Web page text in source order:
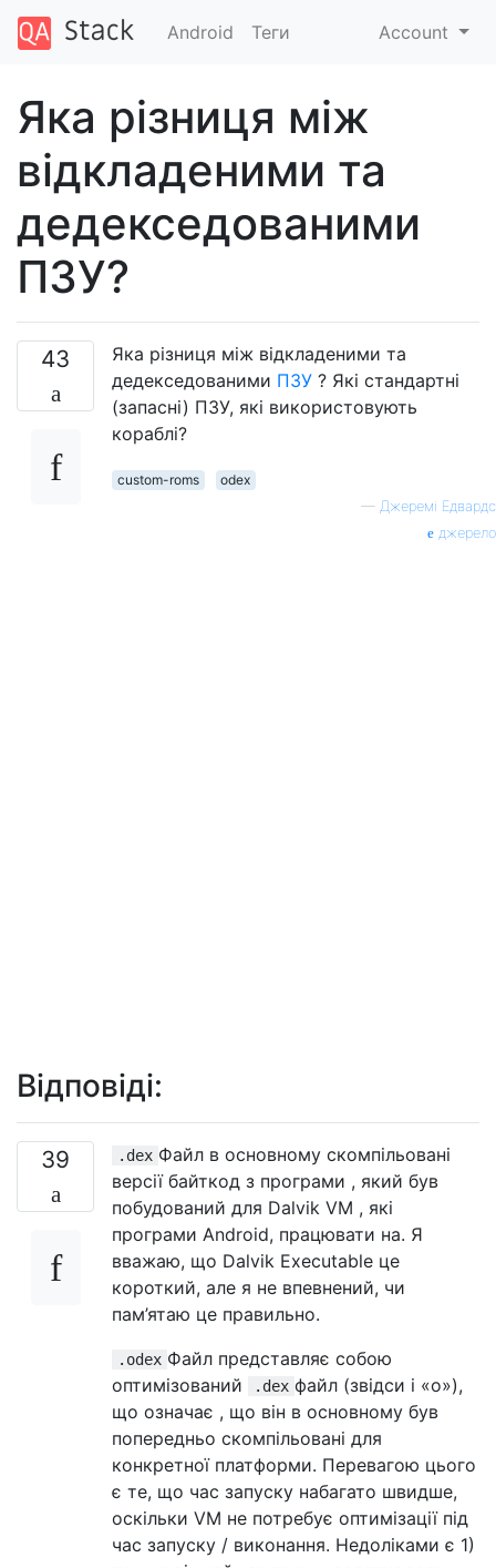
Android Теги Account
Яка різниця між
відкладеними та
дедекседованими
ПЗУ?
43
Яка різниця між відкладеними та
дедекседованими ПЗУ ? Які стандартні
(запасні) ПЗУ, які використовують
кораблі?
custom-roms
odex
— Джеремі Едвардс
джерело
Відповіді:
39 .dex Файл в основному скомпільовані
версії байткод з програми , який був
побудований для Dalvik VM , які
програми Android, працювати на. Я
вважаю, що Dalvik Executable це
короткий, але я не впевнений, чи
пам’ятаю це правильно.
.odex Файл представляє собою
оптимізований
.dex файл (звідси і «о»),
що означає , що він в основному був
попередньо скомпільовані для
конкретної платформи. Перевагою цього
є те, що час запуску набагато швидше,
оскільки VM не потребує оптимізації під
час запуску / виконання. Недоліками є 1)